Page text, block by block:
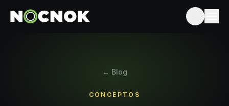
← Blog
CONCEPTOS